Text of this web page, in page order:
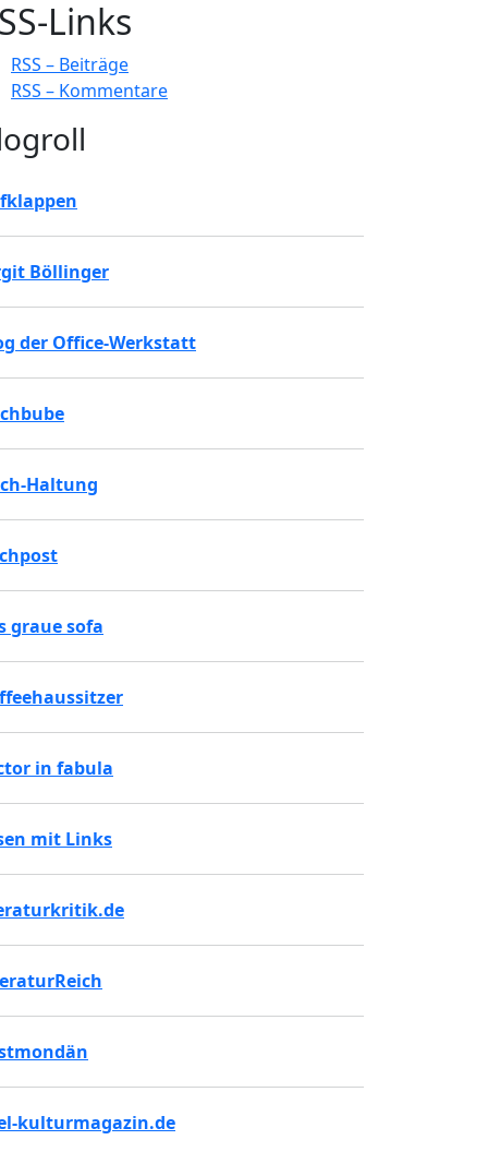
Links
RSS – Beiträge
RSS – Kommentare
Böllinger
der Office-Werkstatt
Haltung
graue sofa
in fabula
mit Links
kulturmagazin.de